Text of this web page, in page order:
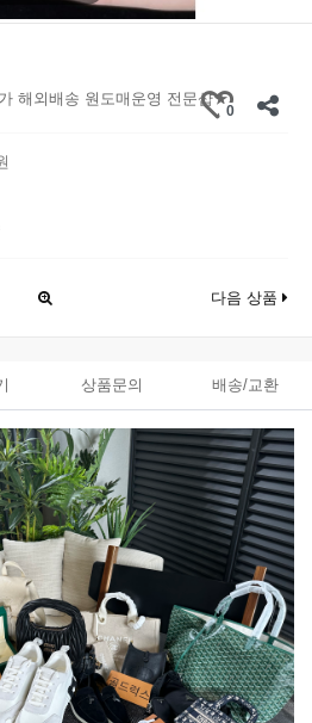
해외배송 원도매운영 전문샵★
0
다음 상품
상품문의 배송/교환